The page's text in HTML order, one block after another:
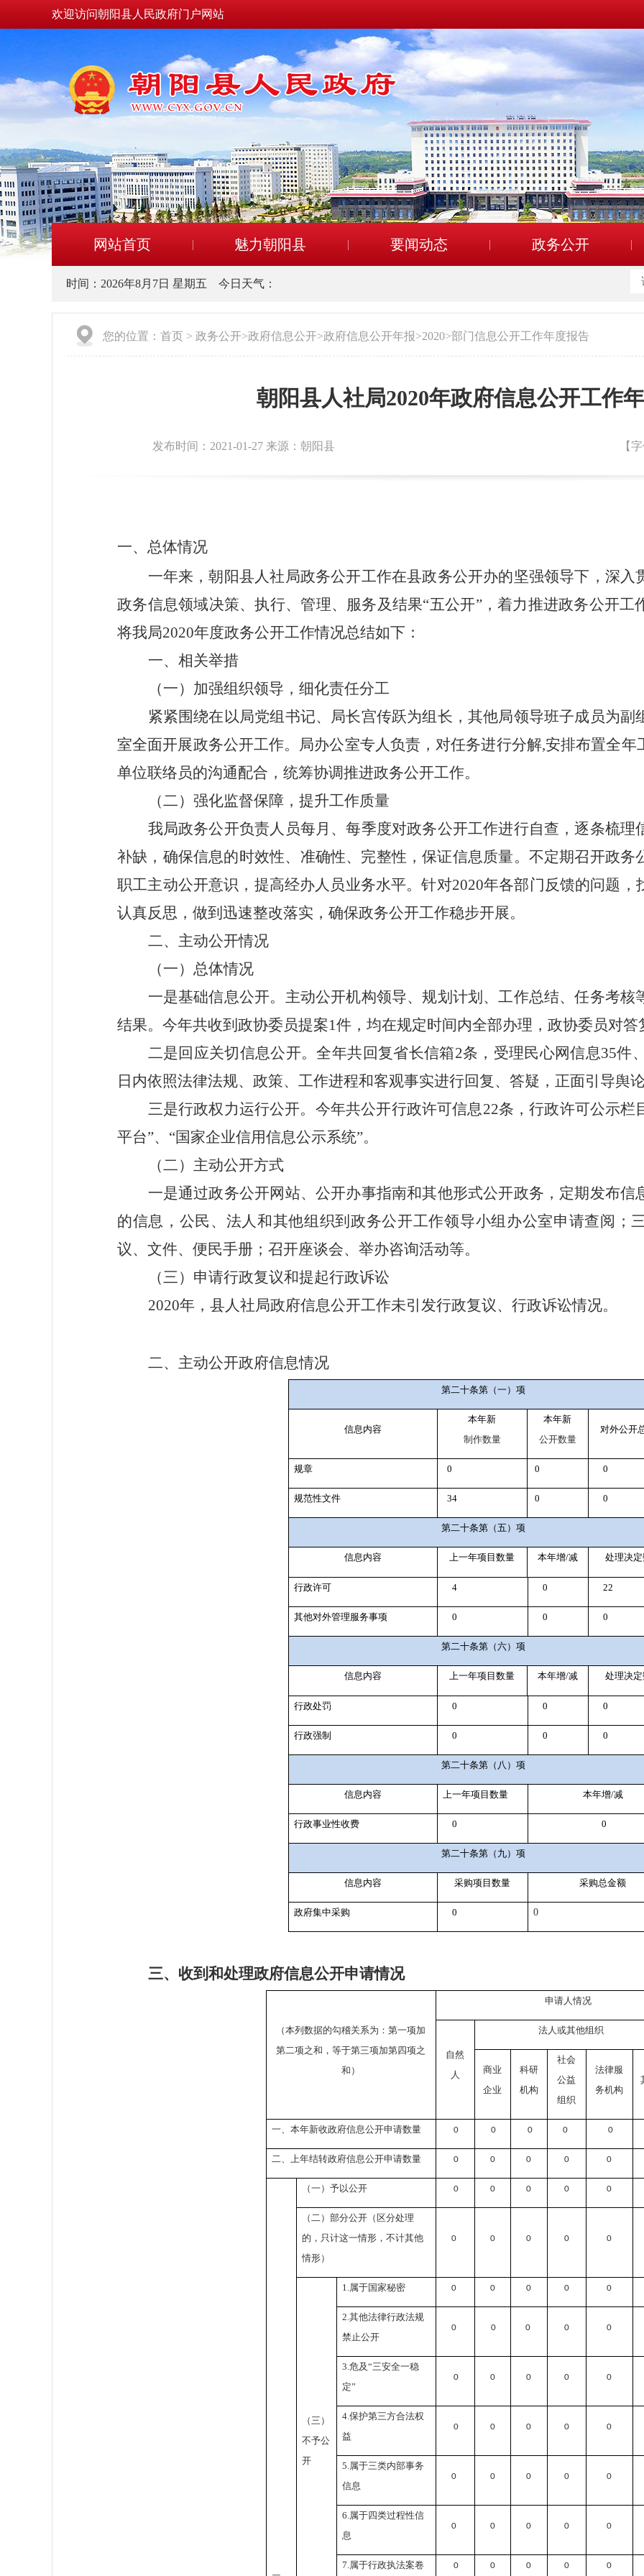
欢迎访问朝阳县人民政府门户网站
网站首页 魅力朝阳县 要闻动态 政务公开
时间： 2026年8月7日 星期五 今日天气：
您的位置： 首页 > 政务公开>政府信息公开>政府信息公开年报>2020>部门信息公开工作年度报告
朝阳县人社局2020年政府信息公开工作
发布时间：2021-01-27 来源：朝阳县 【
一、总体情况
一年来，朝阳县人社局政务公开工作在县政务公开办的坚强领导下，深入
政务信息领域决策、执行、管理、服务及结果“五公开”，着力推进政务公开工
将我局2020年度政务公开工作情况总结如下：
一、相关举措
（一）加强组织领导，细化责任分工
紧紧围绕在以局党组书记、局长宫传跃为组长，其他局领导班子成员为
室全面开展政务公开工作。局办公室专人负责，对任务进行分解,安排布置全年
单位联络员的沟通配合，统筹协调推进政务公开工作。
（二）强化监督保障，提升工作质量
我局政务公开负责人员每月、每季度对政务公开工作进行自查，逐条梳理
补缺，确保信息的时效性、准确性、完整性，保证信息质量。不定期召开政务
职工主动公开意识，提高经办人员业务水平。针对2020年各部门反馈的问题，
认真反思，做到迅速整改落实，确保政务公开工作稳步开展。
二、主动公开情况
（一）总体情况
一是基础信息公开。主动公开机构领导、规划计划、工作总结、任务考核
结果。今年共收到政协委员提案1件，均在规定时间内全部办理，政协委员对答
二是回应关切信息公开。全年共回复省长信箱2条，受理民心网信息35件
日内依照法律法规、政策、工作进程和客观事实进行回复、答疑，正面引导舆
三是行政权力运行公开。今年共公开行政许可信息22条，行政许可公示栏
平台”、“国家企业信用信息公示系统”。
（二）主动公开方式
一是通过政务公开网站、公开办事指南和其他形式公开政务，定期发布信
的信息，公民、法人和其他组织到政务公开工作领导小组办公室申请查阅；
议、文件、便民手册；召开座谈会、举办咨询活动等。
（三）申请行政复议和提起行政诉讼
2020年，县人社局政府信息公开工作未引发行政复议、行政诉讼情况。
二、主动公开政府信息情况
第二十条第（一）项
信息内容
本年新
制作数量
本年新
公开数量
对外公开
规章 0 0 0
规范性文件 34 0 0
第二十条第（五）项
信息内容 上一年项目数量 本年增/减 处理决
行政许可 4 0 22
其他对外管理服务事项 0 0 0
第二十条第（六）项
信息内容 上一年项目数量 本年增/减 处理决
行政处罚 0 0 0
行政强制 0 0 0
第二十条第（八）项
信息内容 上一年项目数量 本年增/减
行政事业性收费 0 0
第二十条第（九）项
信息内容 采购项目数量 采购总金额
政府集中采购 0 0
三、收到和处理政府信息公开申请情况
（本列数据的勾稽关系为：第一项加
第二项之和，等于第三项加第四项之
和）
申请人情况
自然
人
法人或其他组织
商业
企业
科研
机构
社会
公益
组织
法律服
务机构
一、本年新收政府信息公开申请数量 0 0 0 0 0
二、上年结转政府信息公开申请数量 0 0 0 0 0
（一）予以公开 0 0 0 0 0
（二）部分公开（区分处理
的，只计这一情形，不计其他
情形）
0 0 0 0 0
（三）
不予公
开
1.属于国家秘密 0 0 0 0 0
2.其他法律行政法规
禁止公开
0 0 0 0 0
3.危及“三安全一稳
定”
0 0 0 0 0
4.保护第三方合法权
益
0 0 0 0 0
5.属于三类内部事务
信息
0 0 0 0 0
6.属于四类过程性信
息
0 0 0 0 0
7.属于行政执法案卷 0 0 0 0 0